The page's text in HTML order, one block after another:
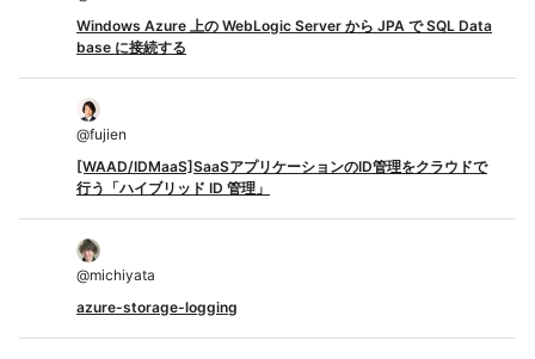
Windows Azure 上の WebLogic Server から JPA で SQL Data
base に接続する
@fujien
[WAAD/IDMaaS]SaaSアプリケーションのID管理をクラウドで
行う「ハイブリッド ID 管理」
@michiyata
azure-storage-logging